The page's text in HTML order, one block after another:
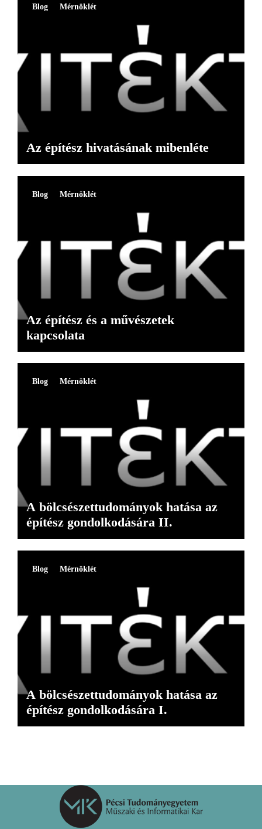
Blog Mérnöklét
Az építész hivatásának mibenléte
Blog Mérnöklét
Az építész és a művészetek
kapcsolata
Blog Mérnöklét
A bölcsészettudományok hatása az
építész gondolkodására II.
Blog Mérnöklét
A bölcsészettudományok hatása az
építész gondolkodására I.